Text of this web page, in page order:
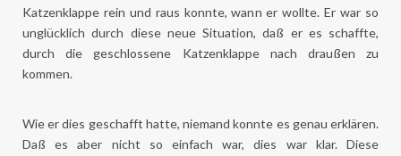
Katzenklappe rein und raus konnte, wann er wollte. Er war so
unglücklich durch diese neue Situation, daß er es schaffte,
durch die geschlossene Katzenklappe nach draußen zu
kommen.
Wie er dies geschafft hatte, niemand konnte es genau erklären.
Daß es aber nicht so einfach war, dies war klar. Diese